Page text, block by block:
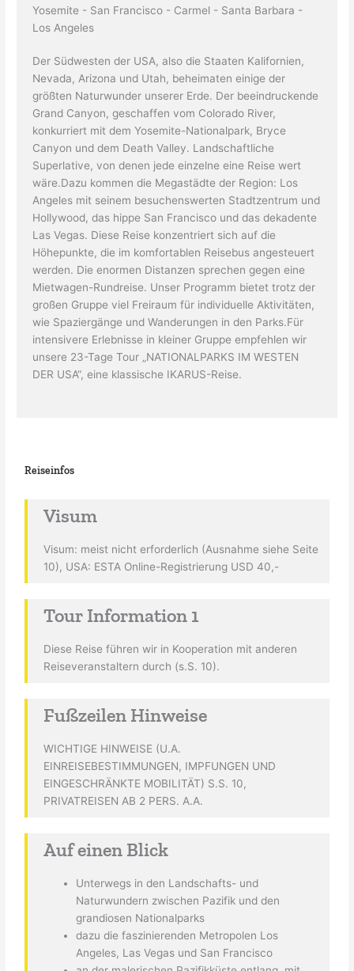
Yosemite - San Francisco - Carmel - Santa Barbara -
Los Angeles
Der Südwesten der USA, also die Staaten Kalifornien,
Nevada, Arizona und Utah, beheimaten einige der
größten Naturwunder unserer Erde. Der beeindruckende
Grand Canyon, geschaffen vom Colorado River,
konkurriert mit dem Yosemite-Nationalpark, Bryce
Canyon und dem Death Valley. Landschaftliche
Superlative, von denen jede einzelne eine Reise wert
wäre.Dazu kommen die Megastädte der Region: Los
Angeles mit seinem besuchenswerten Stadtzentrum und
Hollywood, das hippe San Francisco und das dekadente
Las Vegas. Diese Reise konzentriert sich auf die
Höhepunkte, die im komfortablen Reisebus angesteuert
werden. Die enormen Distanzen sprechen gegen eine
Mietwagen-Rundreise. Unser Programm bietet trotz der
großen Gruppe viel Freiraum für individuelle Aktivitäten,
wie Spaziergänge und Wanderungen in den Parks.Für
intensivere Erlebnisse in kleiner Gruppe empfehlen wir
unsere 23-Tage Tour „NATIONALPARKS IM WESTEN
DER USA“, eine klassische IKARUS-Reise.
Reiseinfos
Visum
Visum: meist nicht erforderlich (Ausnahme siehe Seite
10), USA: ESTA Online-Registrierung USD 40,-
Tour Information 1
Diese Reise führen wir in Kooperation mit anderen
Reiseveranstaltern durch (s.S. 10).
Fußzeilen Hinweise
WICHTIGE HINWEISE (U.A.
EINREISEBESTIMMUNGEN, IMPFUNGEN UND
EINGESCHRÄNKTE MOBILITÄT) S.S. 10,
PRIVATREISEN AB 2 PERS. A.A.
Auf einen Blick
Unterwegs in den Landschafts- und
Naturwundern zwischen Pazifik und den
grandiosen Nationalparks
dazu die faszinierenden Metropolen Los
Angeles, Las Vegas und San Francisco